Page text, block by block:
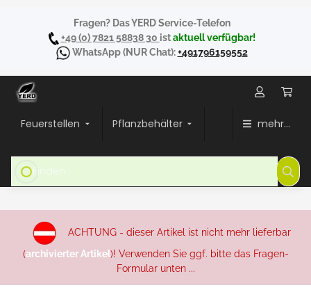
Fragen? Das YERD Service-Telefon
+49 (0) 7821 58838 30 istaktuell verfügbar!
WhatsApp(NUR Chat):+491796159552
Feuerstellen Pflanzbehälter mehr...
ACHTUNG - dieser Artikel ist nicht mehr lieferbar
(archivierter Artikel)! Verwenden Sie ggf. bitte das Fragen-
Formular unten ...